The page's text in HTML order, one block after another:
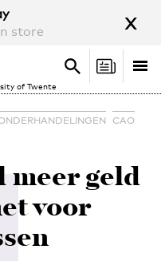
store
x
of Twente
Search
Search
CAO
geld
voor